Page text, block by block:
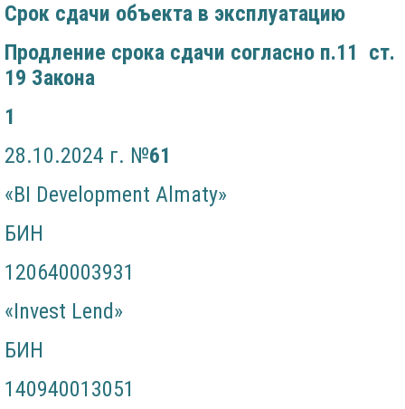
Срок сдачи объекта в эксплуатацию
Продление срока сдачи согласно п.11 ст.
19 Закона
1
28.10.2024 г. №61
«BI Development Almaty»
БИН
120640003931
«Invest Lend»
БИН
140940013051